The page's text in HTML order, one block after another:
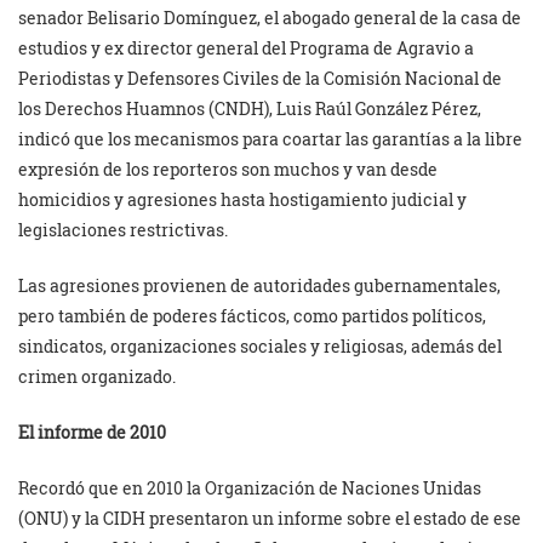
senador Belisario Domínguez, el abogado general de la casa de
estudios y ex director general del Programa de Agravio a
Periodistas y Defensores Civiles de la Comisión Nacional de
los Derechos Huamnos (CNDH), Luis Raúl González Pérez,
indicó que los mecanismos para coartar las garantías a la libre
expresión de los reporteros son muchos y van desde
homicidios y agresiones hasta hostigamiento judicial y
legislaciones restrictivas.
Las agresiones provienen de autoridades gubernamentales,
pero también de poderes fácticos, como partidos políticos,
sindicatos, organizaciones sociales y religiosas, además del
crimen organizado.
El informe de 2010
Recordó que en 2010 la Organización de Naciones Unidas
(ONU) y la CIDH presentaron un informe sobre el estado de ese